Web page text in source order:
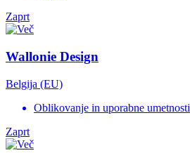
Zaprt
Wallonie Design
Belgija (EU)
Oblikovanje in uporabne umetnosti
Zaprt